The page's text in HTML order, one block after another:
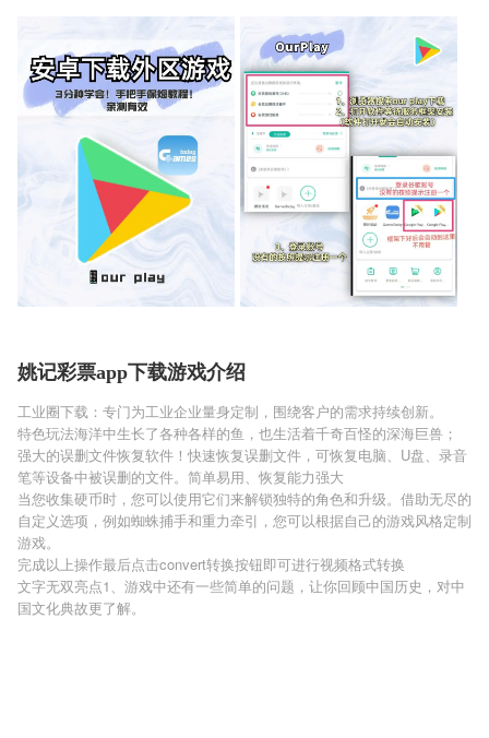
姚记彩票app下载游戏介绍
工业圈下载：专门为工业企业量身定制，围绕客户的需求持续创新。
特色玩法海洋中生长了各种各样的鱼，也生活着千奇百怪的深海巨兽；
强大的误删文件恢复软件！快速恢复误删文件，可恢复电脑、U盘、录音
笔等设备中被误删的文件。简单易用、恢复能力强大
当您收集硬币时，您可以使用它们来解锁独特的角色和升级。借助无尽的
自定义选项，例如蜘蛛捕手和重力牵引，您可以根据自己的游戏风格定制
游戏。
完成以上操作最后点击convert转换按钮即可进行视频格式转换
文字无双亮点1、游戏中还有一些简单的问题，让你回顾中国历史，对中
国文化典故更了解。